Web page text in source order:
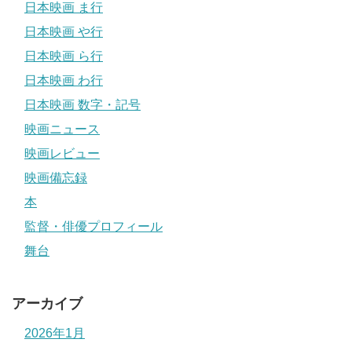
日本映画 ま行
日本映画 や行
日本映画 ら行
日本映画 わ行
日本映画 数字・記号
映画ニュース
映画レビュー
映画備忘録
本
監督・俳優プロフィール
舞台
アーカイブ
2026年1月